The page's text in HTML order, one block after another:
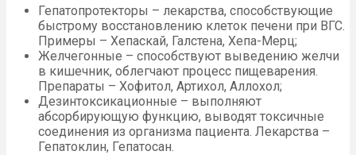
Гепатопротекторы – лекарства, способствующие
быстрому восстановлению клеток печени при ВГС.
Примеры – Хепаскай, Галстена, Хепа-Мерц;
Желчегонные – способствуют выведению желчи
в кишечник, облегчают процесс пищеварения.
Препараты – Хофитол, Артихол, Аллохол;
Дезинтоксикационные – выполняют
абсорбирующую функцию, выводят токсичные
соединения из организма пациента. Лекарства –
Гепатоклин, Гепатосан.